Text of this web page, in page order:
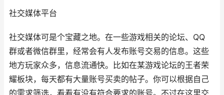
社交媒体平台
社交媒体可是个宝藏之地。在一些游戏相关的论坛、QQ
群或者微信群里，经常会有人发布账号交易的信息。这些
地方玩家众多，信息流通快。比如在某游戏论坛的王者荣
耀板块，每天都有大量账号买卖的帖子。你可以根据自己